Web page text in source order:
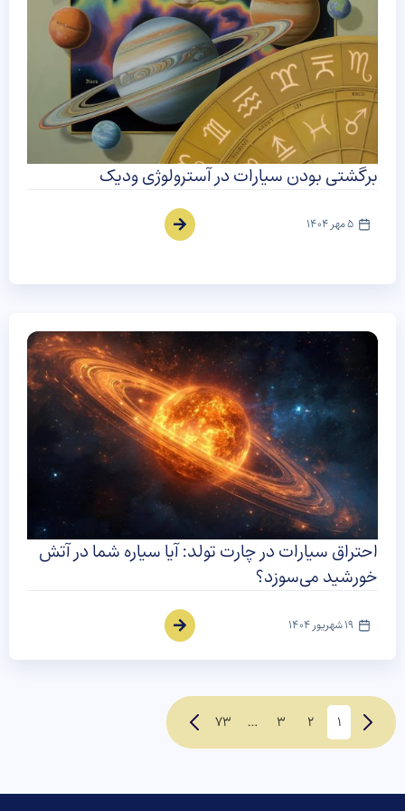
برگشتی بودن سیارات در آسترولوژی ودیک
5 مهر 1404
احتراق سیارات در چارت تولد: آیا سیاره شما در آتش
خورشید می‌سوزد؟
19 شهریور 1404
1
2
3
…
73